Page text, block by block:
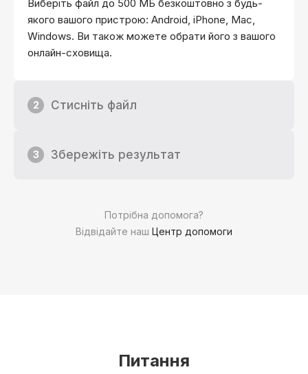
Потрібна допомога?
Відвідайте наш Центр допомоги
Виберіть файл до 500 МБ безкоштовно з будь-
якого вашого пристрою: Android, iPhone, Mac,
Windows. Ви також можете обрати його з вашого
онлайн-сховища.
2 Стисніть файл
3 Збережіть результат
Питання